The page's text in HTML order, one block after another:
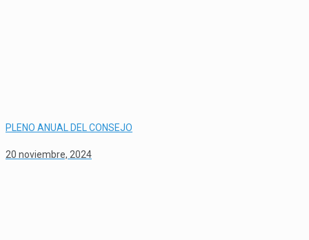
PLENO ANUAL DEL CONSEJO
20 noviembre, 2024